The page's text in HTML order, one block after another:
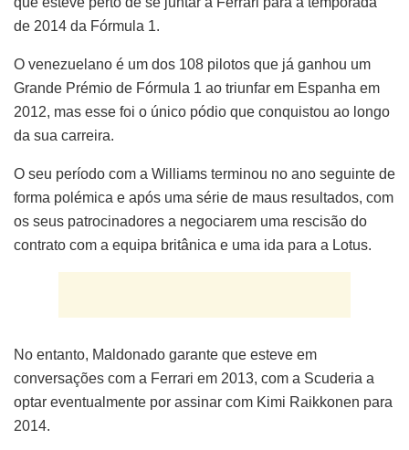
de 2014 da Fórmula 1.
O venezuelano é um dos 108 pilotos que já ganhou um
Grande Prémio de Fórmula 1 ao triunfar em Espanha em
2012, mas esse foi o único pódio que conquistou ao longo
da sua carreira.
O seu período com a Williams terminou no ano seguinte de
forma polémica e após uma série de maus resultados, com
os seus patrocinadores a negociarem uma rescisão do
contrato com a equipa britânica e uma ida para a Lotus.
No entanto, Maldonado garante que esteve em
conversações com a Ferrari em 2013, com a Scuderia a
optar eventualmente por assinar com Kimi Raikkonen para
2014.